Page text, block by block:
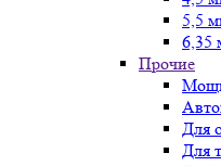
5,5
6,35
Прочие
Для
Для